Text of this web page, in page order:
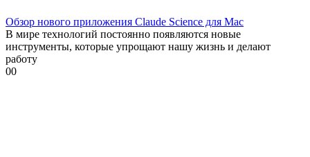
Обзор нового приложения Claude Science для Mac
В мире технологий постоянно появляются новые
инструменты, которые упрощают нашу жизнь и делают
работу
00